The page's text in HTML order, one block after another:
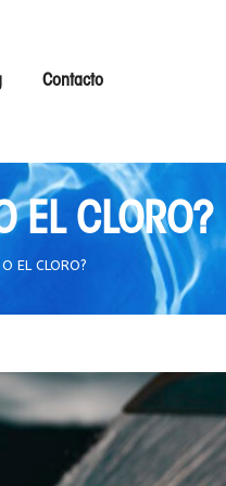
Contacto
EL CLORO?
EL CLORO?